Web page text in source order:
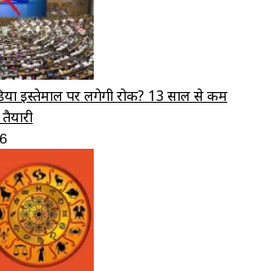
इस्तेमाल पर लगेगी रोक? 13 साल से कम